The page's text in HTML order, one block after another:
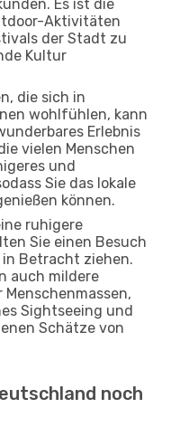
Es ist die
Aktivitäten
der Stadt zu
Kultur
die sich in
wohlfühlen, kann
Erlebnis
vielen Menschen
und
Sie das lokale
können.
ruhigere
Sie einen Besuch
Betracht ziehen.
auch mildere
Sightseeing und
Schätze von
noch